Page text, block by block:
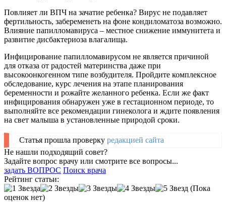
Повлияет ли ВПЧ на зачатие ребенка? Вирус не подавляет
фертильность, забеременеть на фоне кондиломатоза возможно.
Влияние папилломавируса – местное снижение иммунитета и
развитие дисбактериоза влагалища.
Инфицирование папилломавирусом не является причиной
для отказа от радостей материнства даже при
высокоонкогенном типе возбудителя. Пройдите комплексное
обследование, курс лечения на этапе планирования
беременности и рожайте желанного ребенка. Если же факт
инфицирования обнаружен уже в гестационном периоде, то
выполняйте все рекомендации гинеколога и ждите появления
на свет малыша в установленные природой сроки.
Статья прошла проверку редакцией сайта
Не нашли подходящий совет?
Задайте вопрос врачу или смотрите все вопросы...
задать ВОПРОС Поиск врача
Рейтинг статьи:
(Пока
оценок нет)